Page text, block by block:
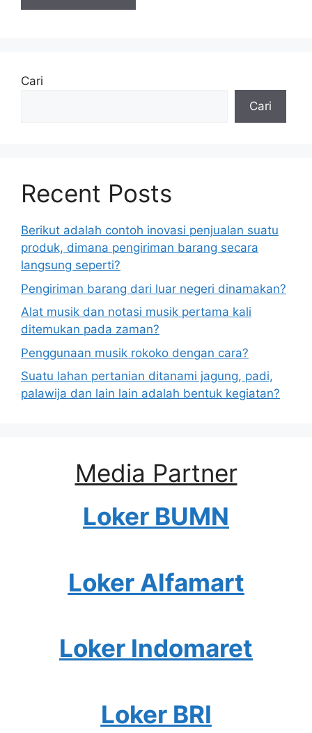
Cari
Cari
Recent Posts
Berikut adalah contoh inovasi penjualan suatu
produk, dimana pengiriman barang secara
langsung seperti?
Pengiriman barang dari luar negeri dinamakan?
Alat musik dan notasi musik pertama kali
ditemukan pada zaman?
Penggunaan musik rokoko dengan cara?
Suatu lahan pertanian ditanami jagung, padi,
palawija dan lain lain adalah bentuk kegiatan?
Media Partner
Loker BUMN
Loker Alfamart
Loker Indomaret
Loker BRI